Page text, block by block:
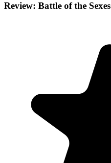
Review: Battle of the Sexes